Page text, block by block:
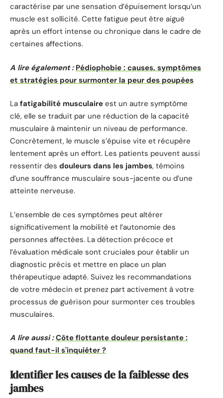
caractérise par une sensation d’épuisement lorsqu’un
muscle est sollicité. Cette fatigue peut être aiguë
après un effort intense ou chronique dans le cadre de
certaines affections.
A lire également : Pédiophobie : causes, symptômes
et stratégies pour surmonter la peur des poupées
La fatigabilité musculaire est un autre symptôme
clé, elle se traduit par une réduction de la capacité
musculaire à maintenir un niveau de performance.
Concrètement, le muscle s’épuise vite et récupère
lentement après un effort. Les patients peuvent aussi
ressentir des douleurs dans les jambes, témoins
d’une souffrance musculaire sous-jacente ou d’une
atteinte nerveuse.
L’ensemble de ces symptômes peut altérer
significativement la mobilité et l’autonomie des
personnes affectées. La détection précoce et
l’évaluation médicale sont cruciales pour établir un
diagnostic précis et mettre en place un plan
thérapeutique adapté. Suivez les recommandations
de votre médecin et prenez part activement à votre
processus de guérison pour surmonter ces troubles
musculaires.
A lire aussi : Côte flottante douleur persistante :
quand faut-il s'inquiéter ?
Identifier les causes de la faiblesse des
jambes